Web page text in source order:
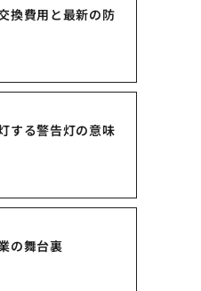
換費用と最新の防
する警告灯の意味
の舞台裏